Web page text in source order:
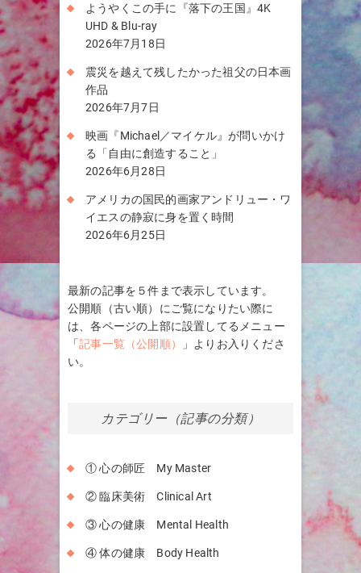
ようやくこの手に『落下の王国』4K
UHD & Blu-ray
2026年7月18日
震災を越えて残したかった祖父の日本画
作品
2026年7月7日
映画『Michael／マイケル』が問いかけ
る「自由に創造すること」
2026年6月28日
アメリカの国民的画家アンドリュー・ワ
イエスの静寂に身を置く時間
2026年6月25日
最新の記事を５件まで表示しています。
公開順（古い順）にご覧になりたい際に
は、各ページの上部に設置してるメニュー
「記事一覧（公開順）
」よりお入りくださ
い。
カテゴリー（記事の分類）
① 心の師匠 My Master
② 臨床美術 Clinical Art
③ 心の健康 Mental Health
④ 体の健康 Body Health